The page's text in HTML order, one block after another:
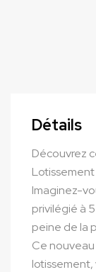
Détails
Découvrez
Imaginez-
privilégié à
peine de la
Ce
lotissement,